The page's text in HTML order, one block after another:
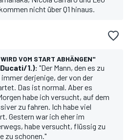
nicht über Q1 hinaus.
VOM START ABHÄNGEN"
1.): "Der Mann, den es zu
derjenige, der von der
Das ist normal. Aber es
habe ich versucht, auf dem
zu fahren. Ich habe viel
Gestern war ich eher im
habe versucht, flüssig zu
zu schonen."